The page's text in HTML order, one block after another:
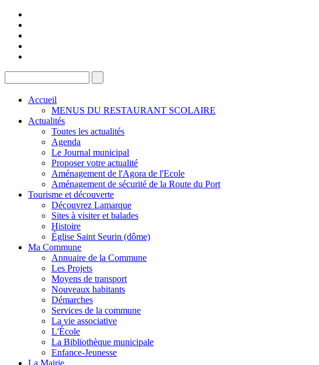
Accueil
MENUS DU RESTAURANT SCOLAIRE
Actualités
Toutes les actualités
Agenda
Le Journal municipal
Proposer votre actualité
Aménagement de l'Agora de l'Ecole
Aménagement de sécurité de la Route du Port
Tourisme et découverte
Découvrez Lamarque
Sites à visiter et balades
Histoire
Église Saint Seurin (dôme)
Ma Commune
Annuaire de la Commune
Les Projets
Moyens de transport
Nouveaux habitants
Démarches
Services de la commune
La vie associative
L'École
La Bibliothèque municipale
Enfance-Jeunesse
La Mairie